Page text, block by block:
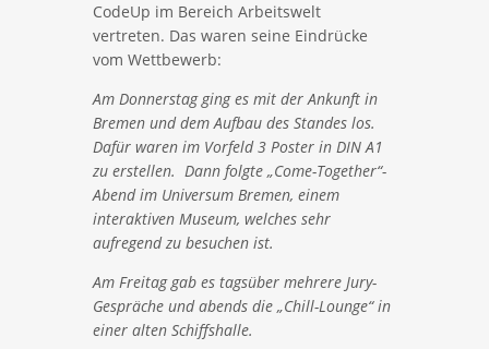
CodeUp im Bereich Arbeitswelt
vertreten. Das waren seine Eindrücke
vom Wettbewerb:
Am Donnerstag ging es mit der Ankunft in
Bremen und dem Aufbau des Standes los.
Dafür waren im Vorfeld 3 Poster in DIN A1
zu erstellen. Dann folgte „Come-Together“-
Abend im Universum Bremen, einem
interaktiven Museum, welches sehr
aufregend zu besuchen ist.
Am Freitag gab es tagsüber mehrere Jury-
Gespräche und abends die „Chill-Lounge“ in
einer alten Schiffshalle.